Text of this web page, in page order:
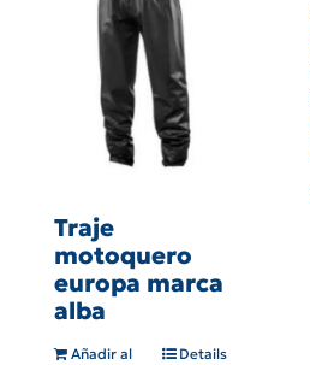
Traje
motoquero
europa marca
alba
Añadir al
Details